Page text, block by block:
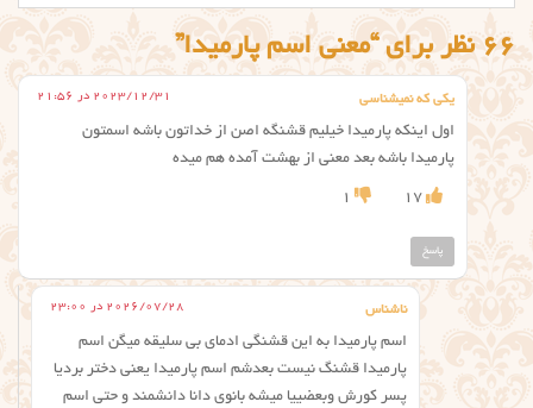
66 نظر برای “معنی اسم پارمیدا”
یکی که نمیشناسی 2023/12/31 در 21:56
اول اینکه پارمیدا خیلیم قشنگه اصن از خداتون باشه اسمتون
پارمیدا باشه بعد معنی از بهشت آمده هم میده
17
1
پاسخ
ناشناس 2026/07/28 در 23:00
اسم پارمیدا به این قشنگی ادمای بی سلیقه میگن اسم
پارمیدا قشنگ نیست بعدشم اسم پارمیدا یعنی دختر بردیا
پسر کورش وبعضییا میشه بانوی دانا دانشمند و حتی اسم